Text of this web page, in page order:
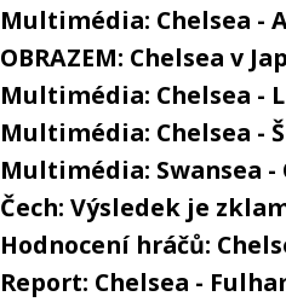
Multimédia: Chelsea -
OBRAZEM: Chelsea v
Multimédia: Chelsea -
Multimédia: Chelsea -
Multimédia: Swansea -
Čech: Výsledek je
Hodnocení hráčů:
Report: Chelsea -